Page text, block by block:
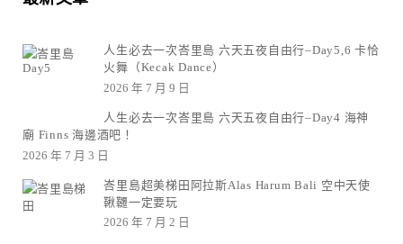
人生必去一次峇里島 六天五夜自由行–Day5,6 卡恰
火舞（Kecak Dance）
2026 年 7 月 9 日
人生必去一次峇里島 六天五夜自由行–Day4 海神
廟 Finns 海邊酒吧！
2026 年 7 月 3 日
峇里島超美梯田阿拉斯Alas Harum Bali 空中天使
鞦韆一定要玩
2026 年 7 月 2 日